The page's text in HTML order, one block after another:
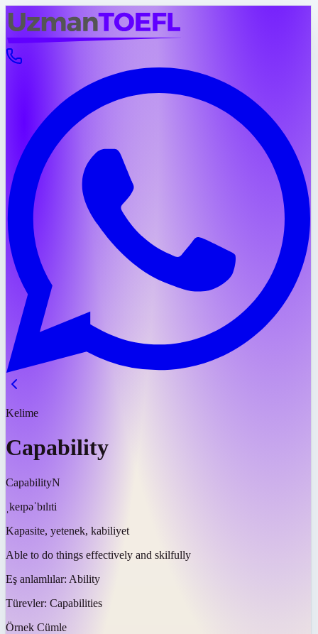
Kelime
Capability
CapabilityN
ˌkeɪpəˈbɪlɪti
Kapasite, yetenek, kabiliyet
Able to do things effectively and skilfully
Eş anlamlılar: Ability
Türevler: Capabilities
Örnek Cümle